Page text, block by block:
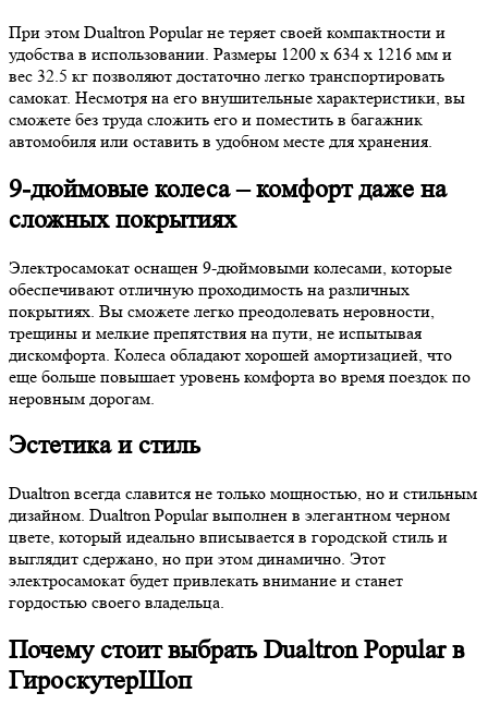
При этом Dualtron Popular не теряет своей компактности и
удобства в использовании. Размеры 1200 х 634 х 1216 мм и
вес 32.5 кг позволяют достаточно легко транспортировать
самокат. Несмотря на его внушительные характеристики, вы
сможете без труда сложить его и поместить в багажник
автомобиля или оставить в удобном месте для хранения.
9-дюймовые колеса – комфорт даже на
сложных покрытиях
Электросамокат оснащен 9-дюймовыми колесами, которые
обеспечивают отличную проходимость на различных
покрытиях. Вы сможете легко преодолевать неровности,
трещины и мелкие препятствия на пути, не испытывая
дискомфорта. Колеса обладают хорошей амортизацией, что
еще больше повышает уровень комфорта во время поездок по
неровным дорогам.
Эстетика и стиль
Dualtron всегда славится не только мощностью, но и стильным
дизайном. Dualtron Popular выполнен в элегантном черном
цвете, который идеально вписывается в городской стиль и
выглядит сдержано, но при этом динамично. Этот
электросамокат будет привлекать внимание и станет
гордостью своего владельца.
Почему стоит выбрать Dualtron Popular в
ГироскутерШоп